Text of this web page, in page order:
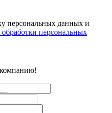
персональных данных и
персональных